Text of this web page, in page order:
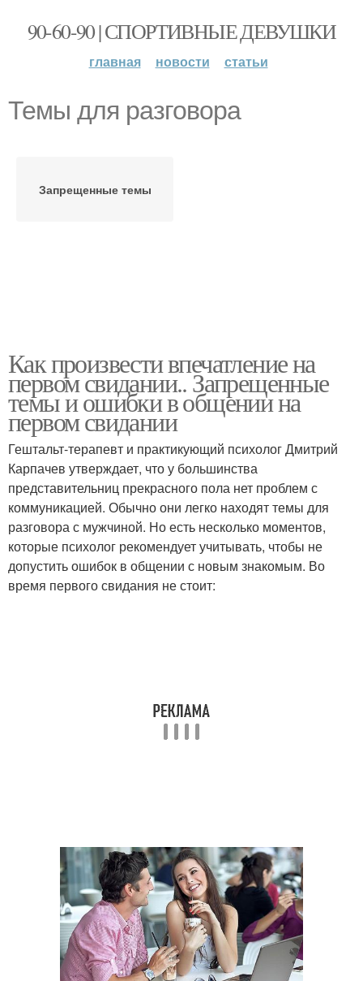
90-60-90 | СПОРТИВНЫЕ ДЕВУШКИ
главная новости статьи
Темы для разговора
Запрещенные темы
Как произвести впечатление на
первом свидании.. Запрещенные
темы и ошибки в общении на
первом свидании
Гештальт-терапевт и практикующий психолог Дмитрий
Карпачев утверждает, что у большинства
представительниц прекрасного пола нет проблем с
коммуникацией. Обычно они легко находят темы для
разговора с мужчиной. Но есть несколько моментов,
которые психолог рекомендует учитывать, чтобы не
допустить ошибок в общении с новым знакомым. Во
время первого свидания не стоит: